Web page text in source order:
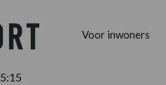
Voor inwoners